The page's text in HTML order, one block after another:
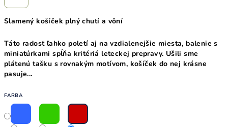
Slamený košíček plný chutí a vôní
Táto radosť ľahko poletí aj na vzdialenejšie miesta, balenie s
miniatúrkami spĺňa kritériá leteckej prepravy. Ušili sme
plátenú tašku s rovnakým motívom, košíček do nej krásne
pasuje...
FARBA